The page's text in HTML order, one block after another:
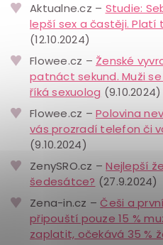
Aktualne.cz – Studie:
lepší sex a častěji. Platí
(12.10.2024)
Flowee.cz – Ženské
patnáct sekund. Muži
říká sexuolog (9.10.2024)
Flowee.cz – Polovina
vás prozradí telefon či
(9.10.2024)
ZenySRO.cz –Nejlepší
šedesátce? (27.9.2024)
Zena-in.cz –Češi a
připouští pouze 15 %
zaplatit, očekává 35 %